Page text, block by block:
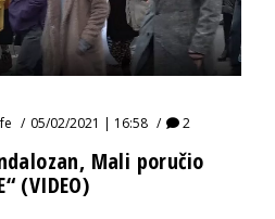
05/02/2021 | 16:58 2
Mali poručio
(VIDEO)